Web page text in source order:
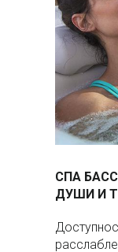
СПА
ДУШИ И